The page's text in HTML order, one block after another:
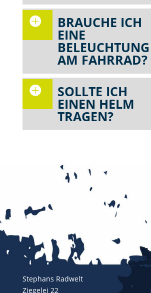
BRAUCHE ICH
EINE
BELEUCHTUNG
AM FAHRRAD?
SOLLTE ICH
EINEN HELM
TRAGEN?
Stephans Radwelt
Ziegelei 22